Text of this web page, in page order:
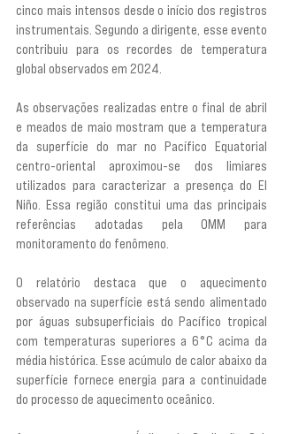
cinco mais intensos desde o início dos registros
instrumentais. Segundo a dirigente, esse evento
contribuiu para os recordes de temperatura
global observados em 2024.
As observações realizadas entre o final de abril
e meados de maio mostram que a temperatura
da superfície do mar no Pacífico Equatorial
centro-oriental aproximou-se dos limiares
utilizados para caracterizar a presença do El
Niño. Essa região constitui uma das principais
referências adotadas pela OMM para
monitoramento do fenômeno.
O relatório destaca que o aquecimento
observado na superfície está sendo alimentado
por águas subsuperficiais do Pacífico tropical
com temperaturas superiores a 6°C acima da
média histórica. Esse acúmulo de calor abaixo da
superfície fornece energia para a continuidade
do processo de aquecimento oceânico.